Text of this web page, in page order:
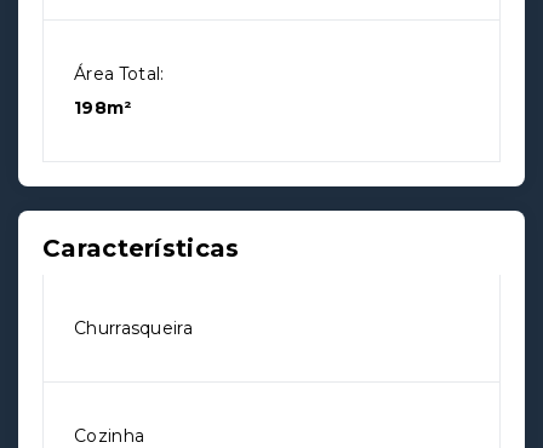
Área Total:
198m²
Características
Churrasqueira
Cozinha